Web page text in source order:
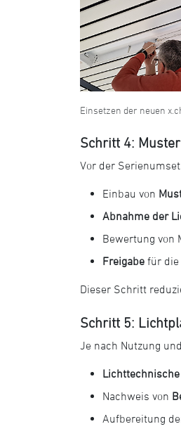
Einsetzen der neuen
Schritt 4:
Vor der
Einbau von
Abnahme der
Bewertung von
Freigabe für die
Dieser Schritt
Schritt 5:
Je nach Nutzung
Nachweis von
Aufbereitung